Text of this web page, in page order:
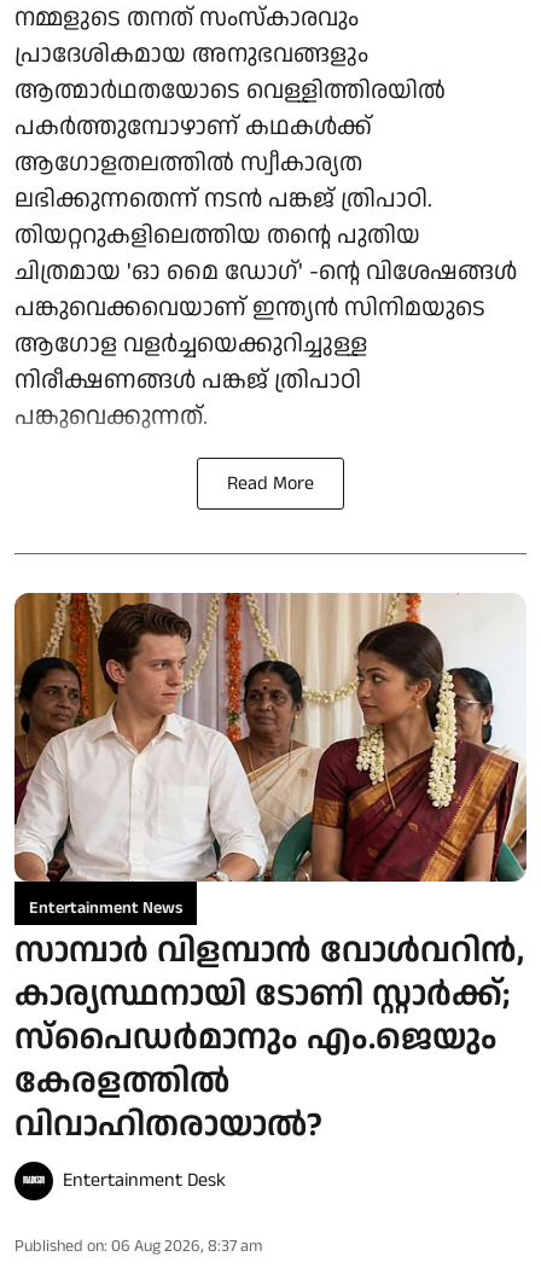
നമ്മളുടെ തനത് സംസ്കാരവും
പ്രാദേശികമായ അനുഭവങ്ങളും
ആത്മാർഥതയോടെ വെള്ളിത്തിരയിൽ
പകർത്തുമ്പോഴാണ് കഥകൾക്ക്
ആഗോളതലത്തിൽ സ്വീകാര്യത
ലഭിക്കുന്നതെന്ന് നടൻ പങ്കജ് ത്രിപാഠി.
തിയറ്ററുകളിലെത്തിയ തന്റെ പുതിയ
ചിത്രമായ 'ഓ മൈ ഡോഗ്' -ന്റെ വിശേഷങ്ങൾ
പങ്കുവെക്കവെയാണ് ഇന്ത്യൻ സിനിമയുടെ
ആഗോള വളർച്ചയെക്കുറിച്ചുള്ള
നിരീക്ഷണങ്ങൾ പങ്കജ് ത്രിപാഠി
പങ്കുവെക്കുന്നത്.
Read More
Entertainment News
സാമ്പാർ വിളമ്പാൻ വോൾവറിൻ,
കാര്യസ്ഥനായി ടോണി സ്റ്റാർക്ക്;
സ്പൈഡർമാനും എം.ജെയും
കേരളത്തിൽ
വിവാഹിതരായാൽ?
Entertainment Desk
Published on: 06 Aug 2026, 8:37 am